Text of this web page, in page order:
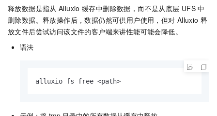
释放数据是指从 Alluxio 缓存中删除数据，而不是从底层 UFS 中
删除数据。释放操作后，数据仍然可供用户使用，但对 Alluxio 释
放文件后尝试访问该文件的客户端来讲性能可能会降低。
语法
alluxio fs free <path>